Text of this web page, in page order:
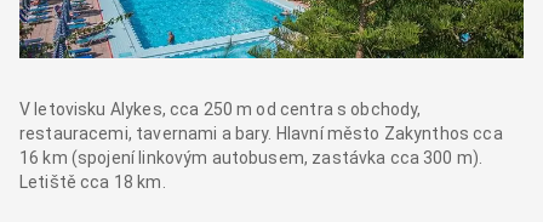
V letovisku Alykes, cca 250 m od centra s obchody,
restauracemi, tavernami a bary. Hlavní město Zakynthos cca
16 km (spojení linkovým autobusem, zastávka cca 300 m).
Letiště cca 18 km.